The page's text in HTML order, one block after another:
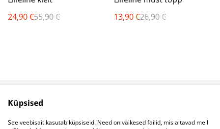
24,90 €55,90 €
13,90 €26,90 €
Müügitingimused
Küpsised
Kontaktid
Küpsised
See veebisait kasutab küpsiseid. Need on väikesed failid, mis aitavad meil